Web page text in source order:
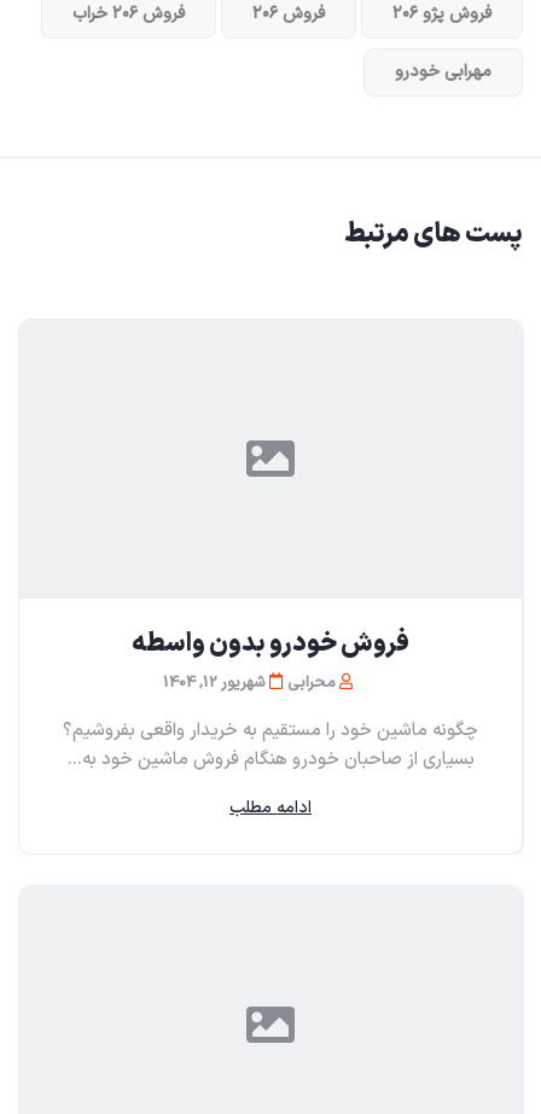
فروش پژو ۲۰۶ فروش ۲۰۶ فروش ۲۰۶ خراب
مهرابی خودرو
پست های مرتبط
فروش خودرو بدون واسطه
محرابی شهریور 12, 1404
چگونه ماشین خود را مستقیم به خریدار واقعی بفروشیم؟
بسیاری از صاحبان خودرو هنگام فروش ماشین خود به...
ادامه مطلب